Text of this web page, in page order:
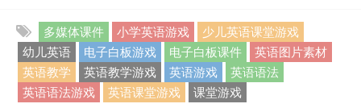
多媒体课件 小学英语游戏
少儿英语课堂游戏
幼儿英语
电子白板游戏 电子白板课件
英语图片素材
英语教学
英语教学游戏 英语游戏
英语语法
英语语法游戏
英语课堂游戏 课堂游戏